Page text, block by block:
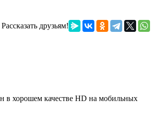
Рассказать друзьям!
в хорошем качестве HD на мобильных